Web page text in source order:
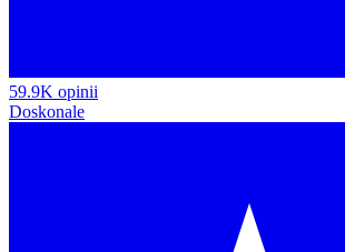
59.9K opinii
Doskonale